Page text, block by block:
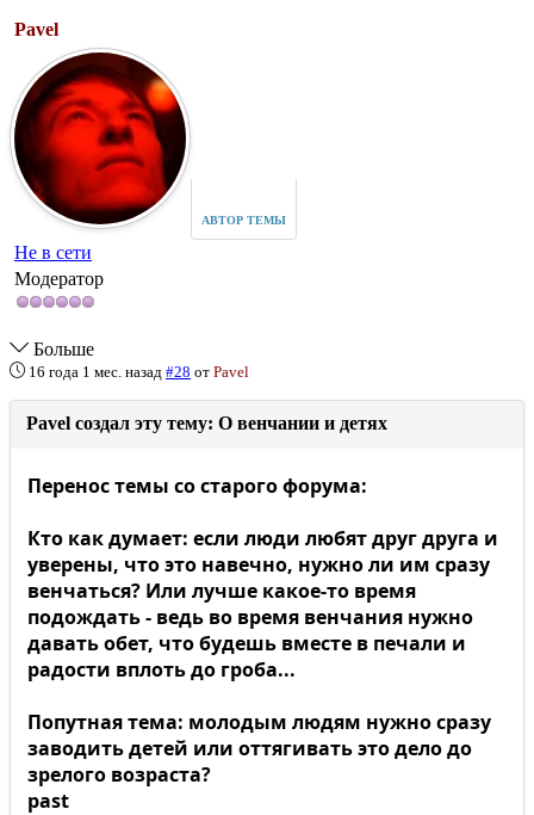
Pavel
АВТОР ТЕМЫ
Не в сети
Модератор
Больше
16 года 1 мес. назад #28 от Pavel
Pavel создал эту тему: О венчании и детях
Перенос темы со старого форума:
Кто как думает: если люди любят друг друга и
уверены, что это навечно, нужно ли им сразу
венчаться? Или лучше какое-то время
подождать - ведь во время венчания нужно
давать обет, что будешь вместе в печали и
радости вплоть до гроба...
Попутная тема: молодым людям нужно сразу
заводить детей или оттягивать это дело до
зрелого возраста?
past